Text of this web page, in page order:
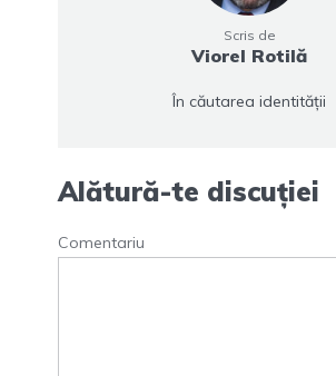
Scris de
Viorel Rotilă
În căutarea identității
Alătură-te discuției
Comentariu